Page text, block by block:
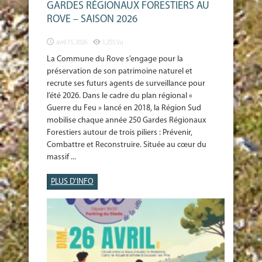
GARDES RÉGIONAUX FORESTIERS AU
ROVE – SAISON 2026
avril 15, 2026 1,255 Vu
La Commune du Rove s’engage pour la
préservation de son patrimoine naturel et
recrute ses futurs agents de surveillance pour
l’été 2026. Dans le cadre du plan régional «
Guerre du Feu » lancé en 2018, la Région Sud
mobilise chaque année 250 Gardes Régionaux
Forestiers autour de trois piliers : Prévenir,
Combattre et Reconstruire. Située au cœur du
massif ...
PLUS D'INFO